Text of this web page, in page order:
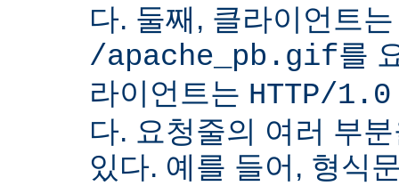
다. 둘째, 클라이언트
/apache_pb.gif를
라이언트는 HTTP/1.0
다. 요청줄의 여러 부
있다. 예를 들어, 형식